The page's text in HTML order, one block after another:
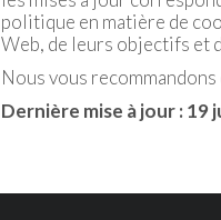
politique en matière de
Web, de leurs objectifs et
Nous vous
Dernière mise à jour : 19